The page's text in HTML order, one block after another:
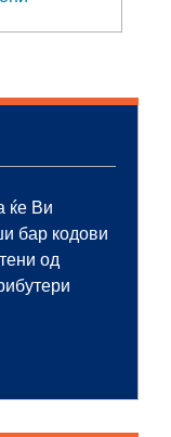
ќе Ви
бар кодови
од